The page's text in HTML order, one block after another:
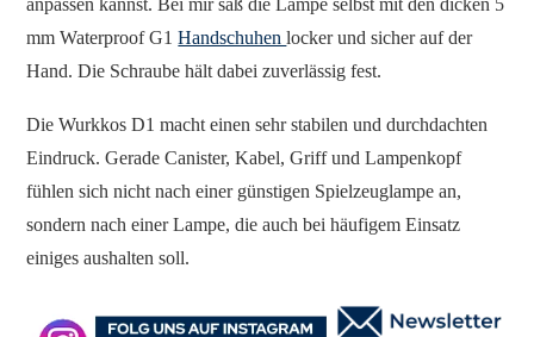
mm Waterproof G1Handschuhenlocker und sicher auf der
Hand. Die Schraube hält dabei zuverlässig fest.
Die Wurkkos D1 macht einen sehr stabilen und durchdachten
Eindruck. Gerade Canister, Kabel, Griff und Lampenkopf
fühlen sich nicht nach einer günstigen Spielzeuglampe an,
sondern nach einer Lampe, die auch bei häufigem Einsatz
einiges aushalten soll.